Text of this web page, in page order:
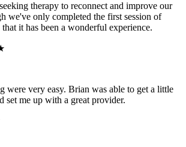
therapy to reconnect and improve our
we've only completed the first session of
it has been a wonderful experience.
were very easy. Brian was able to get a little
set me up with a great provider.